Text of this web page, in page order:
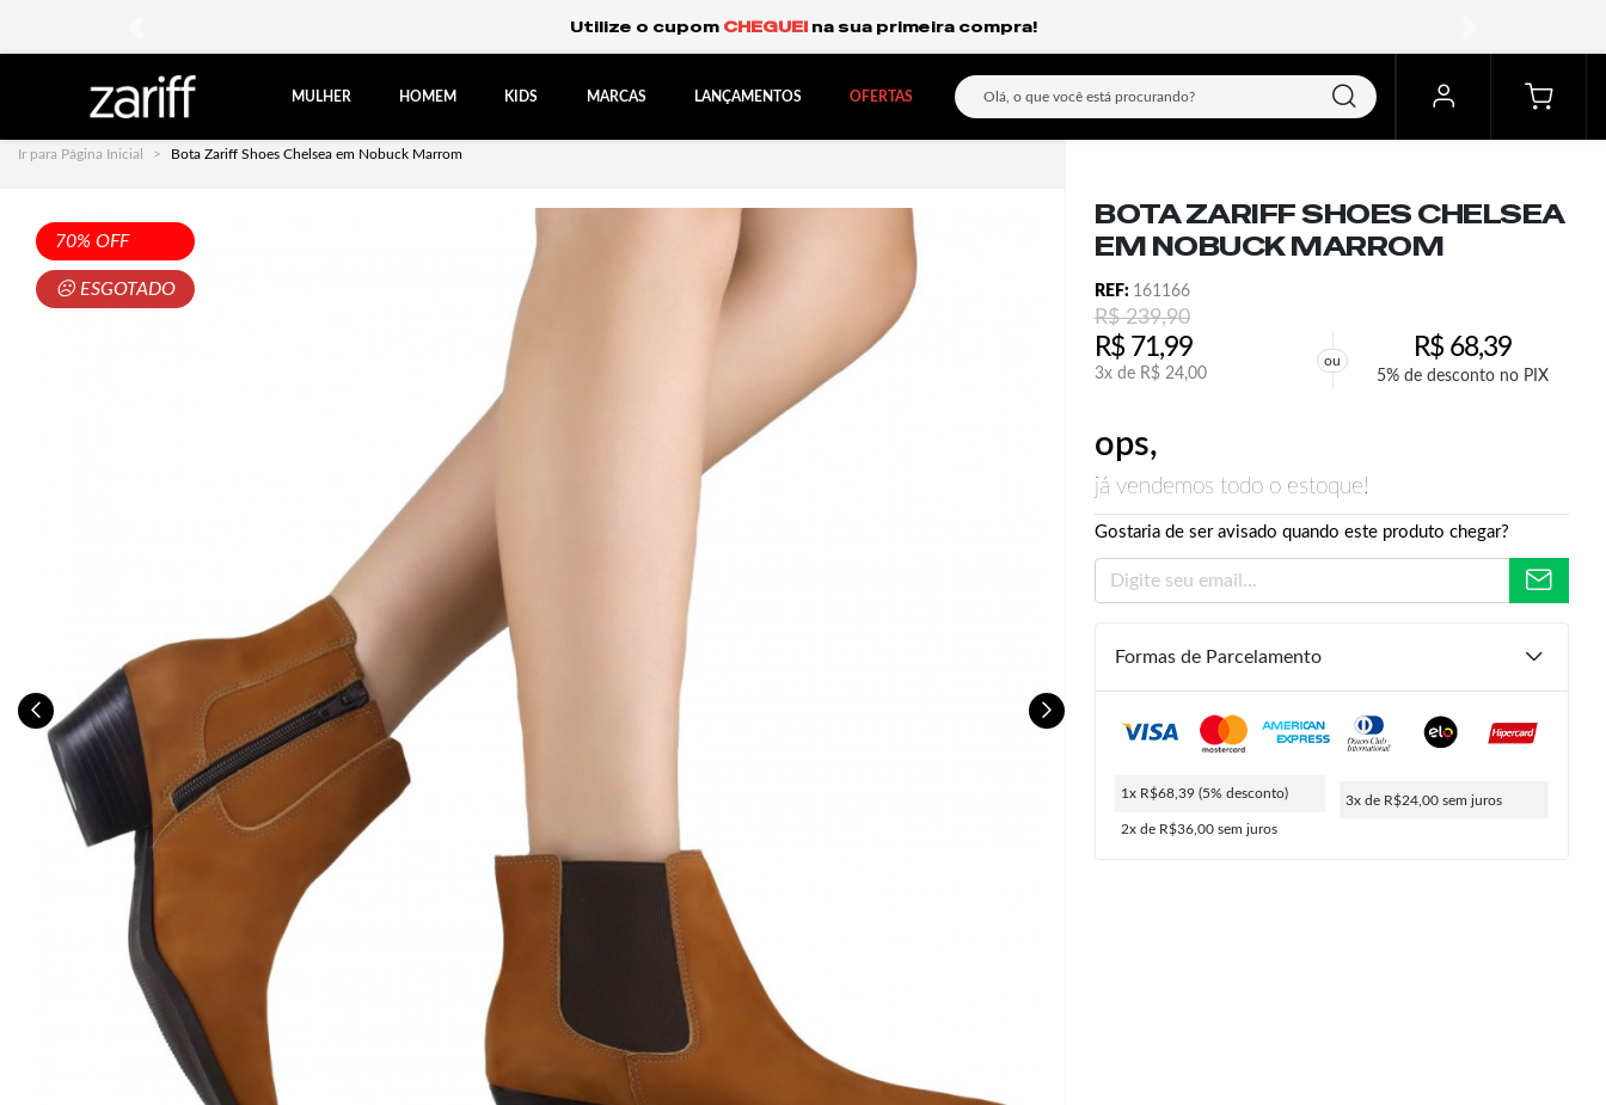
Frete Grátis Expresso para o Sul e São Paulo.
MULHER HOMEM KIDS MARCAS LANÇAMENTOS OFERTAS
Ir para Página Inicial Bota Zariff Shoes Chelsea em Nobuck Marrom
70% OFF
☹ ESGOTADO
BOTA ZARIFF SHOES CHELSEA
EM NOBUCK MARROM
REF: 161166
R$239,90
R$71,99
3x de R$ 24,00
ou R$68,39
5% de desconto no PIX
ops,
já vendemos todo o estoque!
Gostaria de ser avisado quando este produto chegar?
R$71,99 R$68,39
Formas de Parcelamento
1x R$68,39 (5% desconto)
2x de R$36,00 sem juros
3x de R$24,00 sem juros